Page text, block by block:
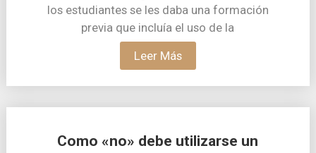
los estudiantes se les daba una formación
previa que incluía el uso de la
Leer Más
Como «no» debe utilizarse un